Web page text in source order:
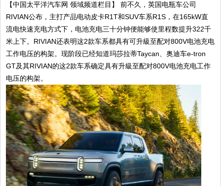
【中国太平洋汽车网 领域频道栏目】 前不久，英国电瓶车公司
RIVIAN公布，主打产品电动皮卡R1T和SUV车系R1S，在165kW直
流电快速充电方式下，电池充电三十分钟便能够使里程数提升322千
米上下。RIVIAN还表明这2款车系都具有可升級至配对800V电池充电
工作电压的构架。现阶段已经知道玛莎拉蒂Taycan、奥迪车e-tron
GT及其RIVIAN的这2款车系确定具有升級至配对800V电池充电工作
电压的构架。